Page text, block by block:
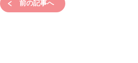
前の記事へ